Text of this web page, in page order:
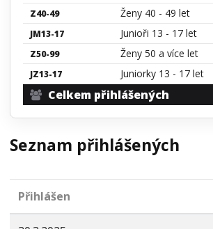
Z40-49 Ženy 40 - 49 let
JM13-17 Junioři 13 - 17 let
Z50-99 Ženy 50 a více let
JZ13-17 Juniorky 13 - 17 let
Celkem přihlášených
Seznam přihlášených
Přihlášen